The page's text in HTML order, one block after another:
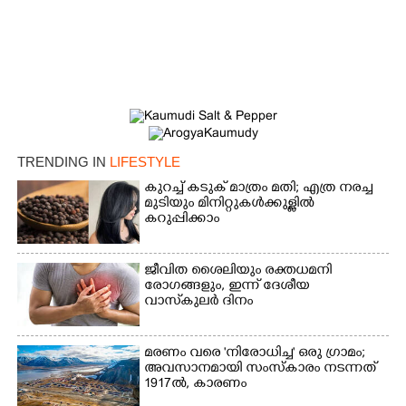
TRENDING IN LIFESTYLE
കുറച്ച് കടുക് മാത്രം മതി; എത്ര നരച്ച
മുടിയും മിനിറ്റുകൾക്കുള്ളിൽ
കറുപ്പിക്കാം
ജീവിത ശൈലിയും രക്തധമനി
രോഗങ്ങളും, ഇന്ന് ദേശീയ
വാസ്‌കുലര്‍ ദിനം
മരണം വരെ 'നിരോധിച്ച' ഒരു ഗ്രാമം;
അവസാനമായി സംസ്കാരം നടന്നത്
1917ൽ, കാരണം